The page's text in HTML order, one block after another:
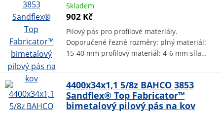
Skladem
902 Kč
Pilový pás pro profilové materiály.
Doporučené řezné rozměry: plný materiál:
15-40 mm profilový materiál: 4-6 mm síla…
4400x34x1,1 5/8z BAHCO 3853
Sandflex® Top Fabricator™
bimetalový pilový pás na kov